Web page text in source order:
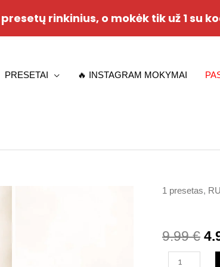
PRESETAI 🔥 INSTAGRAM MOKYMAI
1 presetas,
9.99€
produkto
rinkinius, o mokėk tik už 1 su